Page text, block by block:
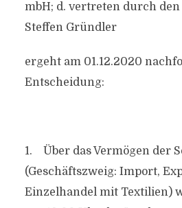
mbH; d. vertreten durch
Steffen Gründler
ergeht am 01.12.2020
Entscheidung:
1. Über das Vermögen der
(Geschäftszweig: Import,
Einzelhandel mit Textilien)